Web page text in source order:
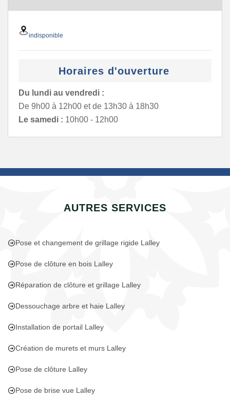
indisponible
Horaires d'ouverture
Du lundi au vendredi :
De 9h00 à 12h00 et de 13h30 à 18h30
Le samedi : 10h00 - 12h00
AUTRES SERVICES
Pose et changement de grillage rigide Lalley
Pose de clôture en bois Lalley
Réparation de clôture et grillage Lalley
Dessouchage arbre et haie Lalley
Installation de portail Lalley
Création de murets et murs Lalley
Pose de clôture Lalley
Pose de brise vue Lalley